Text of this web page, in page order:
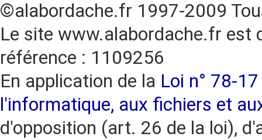
©alabordache.fr 1997-2009
Le site www.alabordache.fr est
référence : 1109256
En application de la Loi n° 78-
l'informatique, aux fichiers et
d'opposition (art. 26 de la loi),